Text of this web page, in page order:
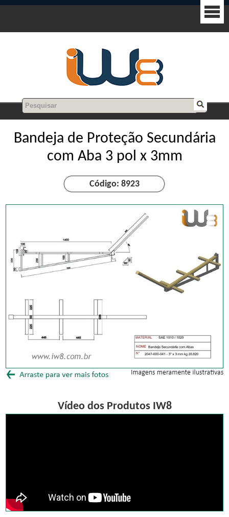
Bandeja de Proteção Secundária
com Aba 3 pol x 3mm
Código: 8923
Vídeo dos Produtos IW8